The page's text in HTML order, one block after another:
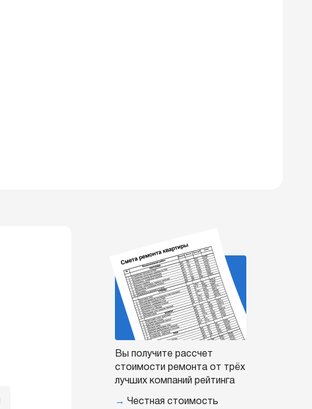
Вы получите рассчет
стоимости ремонта от трёх
лучших компаний рейтинга
→ Честная стоимость